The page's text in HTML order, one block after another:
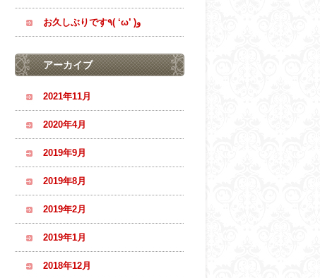
お久しぶりです٩( ‘ω’ )و
アーカイブ
2021年11月
2020年4月
2019年9月
2019年8月
2019年2月
2019年1月
2018年12月